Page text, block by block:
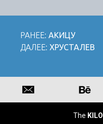
РАНЕЕ: АКИЦУ
ДАЛЕЕ: ХРУСТАЛЕВ
The KILO